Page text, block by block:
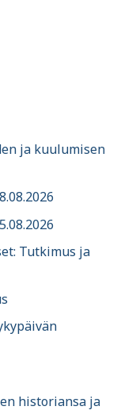
ja kuulumisen
Tutkimus ja
historiansa ja